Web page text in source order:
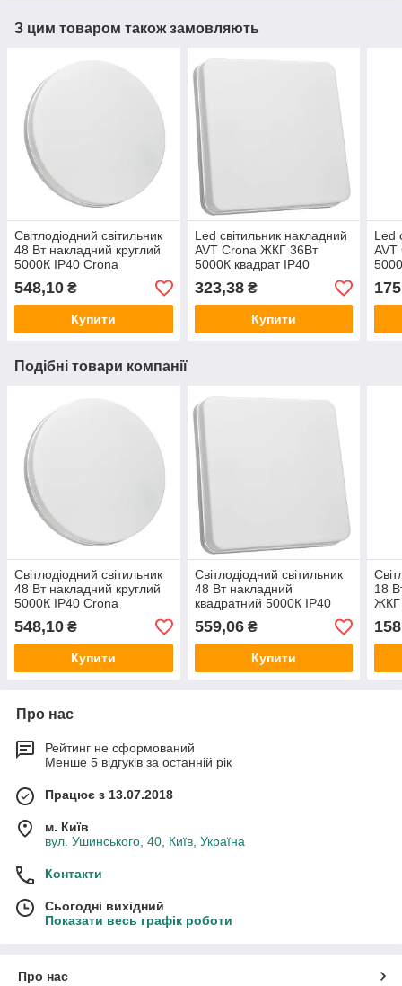
З цим товаром також замовляють
Світлодіодний світильник
48 Вт накладний круглий
5000К IP40 Crona
548,10 ₴
Купити
Led світильник накладний
AVT Crona ЖКГ 36Вт
5000К квадрат IP40
323,38₴
Купити
Led
Подібні товари компанії
Світлодіодний світильник
48 Вт накладний круглий
5000К IP40 Crona
548,10 ₴
Купити
Світлодіодний світильник
48 Вт накладний
квадратний 5000К IP40
559,06₴
Купити
18
ЖКГ
Про нас
Рейтинг не сформований
Менше 5 відгуків за останній рік
Працює з 13.07.2018
м. Київ
вул. Ушинського, 40, Київ, Україна
Контакти
Сьогодні вихідний
Показати весь графік роботи
Про нас